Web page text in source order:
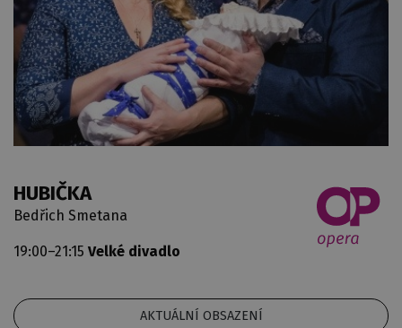
HUBIČKA
Bedřich Smetana
19:00–21:15 Velké divadlo
AKTUÁLNÍ OBSAZENÍ